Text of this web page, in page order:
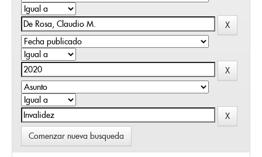
Comenzar nueva busqueda